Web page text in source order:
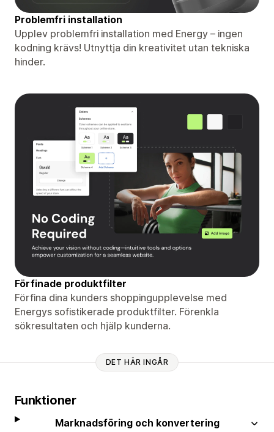
Problemfri installation
Upplev problemfri installation med Energy – ingen
kodning krävs! Utnyttja din kreativitet utan tekniska
hinder.
Förfinade produktfilter
Förfina dina kunders shoppingupplevelse med
Energys sofistikerade produktfilter. Förenkla
sökresultaten och hjälp kunderna.
DET HÄR INGÅR
Funktioner
Marknadsföring och konvertering